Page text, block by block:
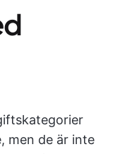
men de är inte